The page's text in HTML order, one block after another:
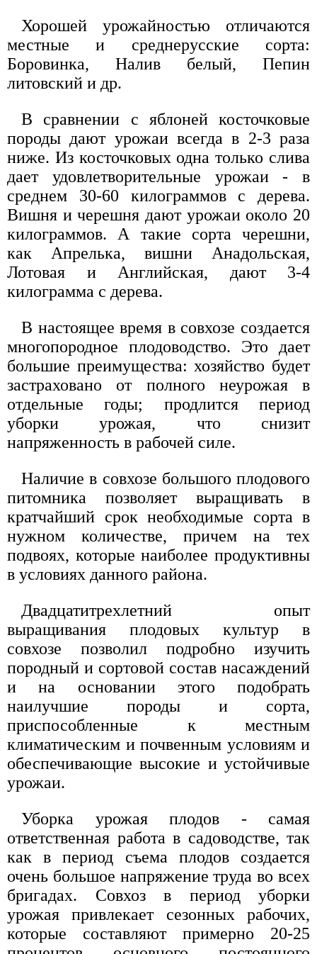
Хорошей урожайностью отличаются
местные и среднерусские сорта:
Боровинка, Налив белый, Пепин
литовский и др.
В сравнении с яблоней косточковые
породы дают урожаи всегда в 2-3 раза
ниже. Из косточковых одна только слива
дает удовлетворительные урожаи - в
среднем 30-60 килограммов с дерева.
Вишня и черешня дают урожаи около 20
килограммов. А такие сорта черешни,
как Апрелька, вишни Анадольская,
Лотовая и Английская, дают 3-4
килограмма с дерева.
В настоящее время в совхозе создается
многопородное плодоводство. Это дает
большие преимущества: хозяйство будет
застраховано от полного неурожая в
отдельные годы; продлится период
уборки урожая, что снизит
напряженность в рабочей силе.
Наличие в совхозе большого плодового
питомника позволяет выращивать в
кратчайший срок необходимые сорта в
нужном количестве, причем на тех
подвоях, которые наиболее продуктивны
в условиях данного района.
Двадцатитрехлетний опыт
выращивания плодовых культур в
совхозе позволил подробно изучить
породный и сортовой состав насаждений
и на основании этого подобрать
наилучшие породы и сорта,
приспособленные к местным
климатическим и почвенным условиям и
обеспечивающие высокие и устойчивые
урожаи.
Уборка урожая плодов - самая
ответственная работа в садоводстве, так
как в период съема плодов создается
очень большое напряжение труда во всех
бригадах. Совхоз в период уборки
урожая привлекает сезонных рабочих,
которые составляют примерно 20-25